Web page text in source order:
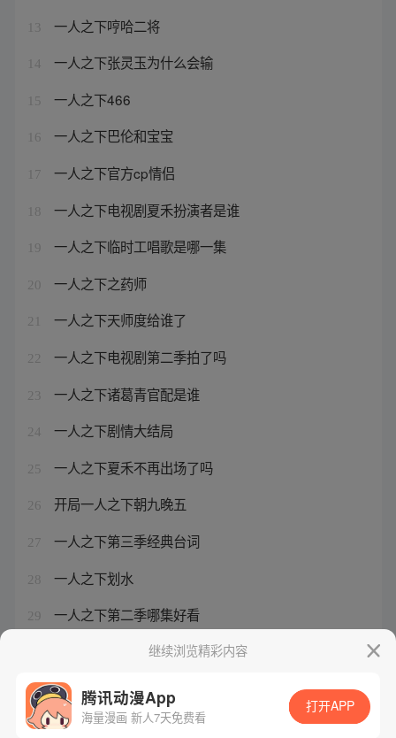
13 一人之下哼哈二将
14 一人之下张灵玉为什么会输
15 一人之下466
16 一人之下巴伦和宝宝
17 一人之下官方cp情侣
18 一人之下电视剧夏禾扮演者是谁
19 一人之下临时工唱歌是哪一集
20 一人之下之药师
21 一人之下天师度给谁了
22 一人之下电视剧第二季拍了吗
23 一人之下诸葛青官配是谁
24 一人之下剧情大结局
25 一人之下夏禾不再出场了吗
26 开局一人之下朝九晚五
27 一人之下第三季经典台词
28 一人之下划水
29 一人之下第二季哪集好看
《一人之下》张楚岚继续浏览精彩内容
腾讯动漫App
海量漫画 新人7天免费看
打开APP